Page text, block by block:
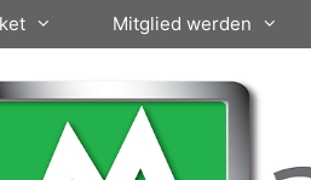
Mitglied werden